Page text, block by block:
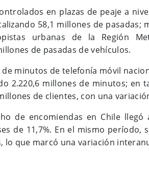
en plazas de peaje a
58,1 millones de
urbanas de la Región
de pasadas de vehículos.
minutos de telefonía móvil
2.220,6 millones de minutos;
de clientes, con una
de encomiendas en Chile
de 11,7%. En el mismo período,
lo que marcó una variación